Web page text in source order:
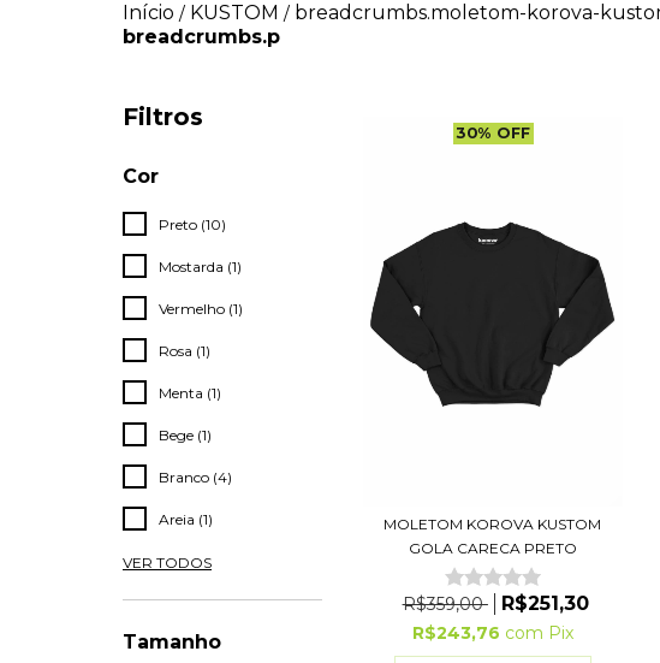
Início / KUSTOM / breadcrumbs.moletom-korova-
breadcrumbs.p
Filtros
Cor
Preto (10)
Mostarda (1)
Vermelho (1)
Rosa (1)
Menta (1)
Bege (1)
Branco (4)
Areia (1)
VER TODOS
Tamanho
30% OFF
MOLETOM KOROVA KUSTOM
GOLA CARECA PRETO
R$359,00 R$251,30
R$243,76 com Pix